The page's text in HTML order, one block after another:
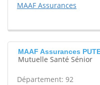
MAAF Assurances
MAAF Assurances
Mutuelle Santé Sénior
Département: 92